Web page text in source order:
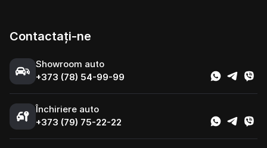
Contactați-ne
Showroom auto
+373 (78) 54-99-99
Închiriere auto
+373 (79) 75-22-22